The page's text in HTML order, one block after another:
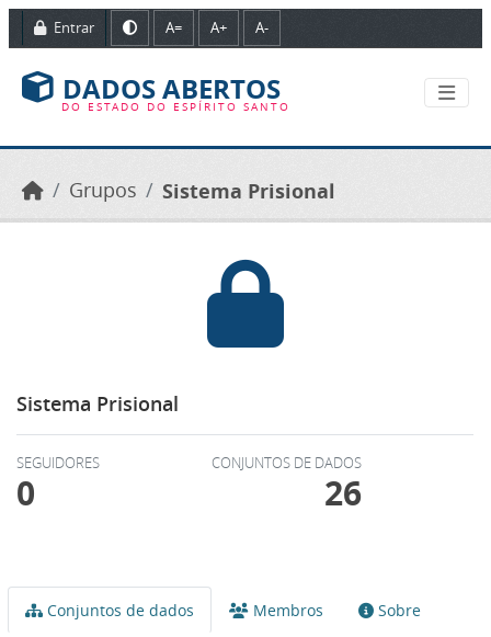
Ir para o conteúdo principal
Entrar A= A+ A-
DADOS ABERTOS
DO ESTADO DO ESPÍRITO SANTO
Grupos Sistema Prisional
Sistema Prisional
SEGUIDORES
0
CONJUNTOS DE DADOS
26
Conjuntos de dados Membros Sobre